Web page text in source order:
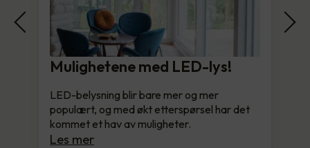
Mulighetene med LED-lys!
LED-belysning blir bare mer og mer
populært, og med økt etterspørsel har det
kommet et hav av muligheter.
Les mer